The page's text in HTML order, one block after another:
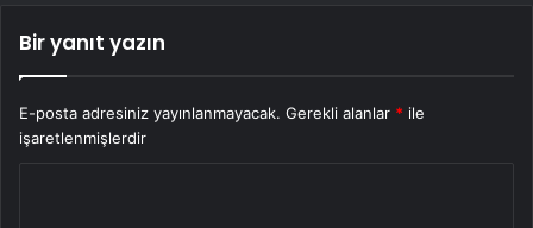
Bir yanıt yazın
E-posta adresiniz yayınlanmayacak. Gerekli alanlar * ile
işaretlenmişlerdir